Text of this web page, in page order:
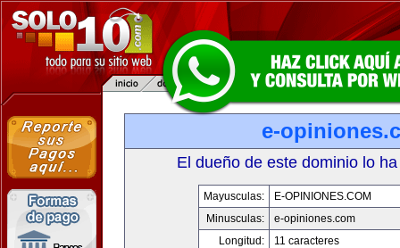
e-
El dueño de este dominio lo
Mayusculas:
E-OPINIONES.COM
Minusculas:
e-opiniones.com
Longitud:
11 caracteres